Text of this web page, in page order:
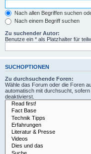
Nach allen Begriffen suchen
Nach einem Begriff suchen
Zu suchender Autor:
Benutze ein * als Platzhalter für
SUCHOPTIONEN
Zu durchsuchende Foren:
Wähle das Forum oder die Foren
automatisch mit durchsucht,
deaktivierst.